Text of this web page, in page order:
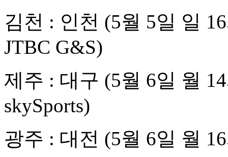
김천 : 인천 (5월 5일 일
JTBC G&S)
제주 : 대구 (5월 6일 월
skySports)
광주 : 대전 (5월 6일 월